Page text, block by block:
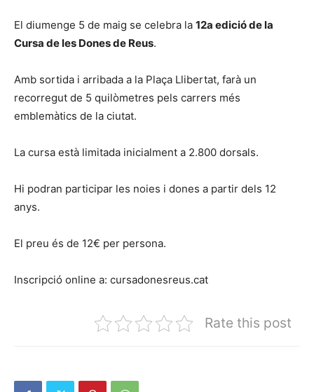
El diumenge 5 de maig se celebra la 12a edició de la
Cursa de les Dones de Reus.
Amb sortida i arribada a la Plaça Llibertat, farà un
recorregut de 5 quilòmetres pels carrers més
emblemàtics de la ciutat.
La cursa està limitada inicialment a 2.800 dorsals.
Hi podran participar les noies i dones a partir dels 12
anys.
El preu és de 12€ per persona.
Inscripció online a: cursadonesreus.cat
Rate this post